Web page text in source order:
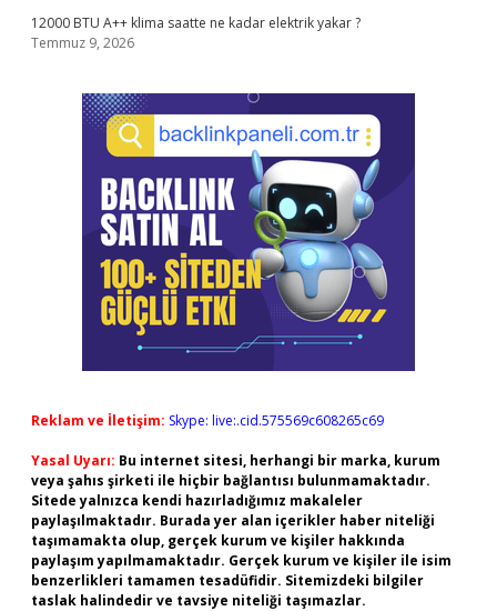
12000 BTU A++ klima saatte ne kadar elektrik yakar ?
Temmuz 9, 2026
Reklam ve İletişim: Skype: live:.cid.575569c608265c69
Yasal Uyarı: Bu internet sitesi, herhangi bir marka, kurum
veya şahıs şirketi ile hiçbir bağlantısı bulunmamaktadır.
Sitede yalnızca kendi hazırladığımız makaleler
paylaşılmaktadır. Burada yer alan içerikler haber niteliği
taşımamakta olup, gerçek kurum ve kişiler hakkında
paylaşım yapılmamaktadır. Gerçek kurum ve kişiler ile isim
benzerlikleri tamamen tesadüfidir. Sitemizdeki bilgiler
taslak halindedir ve tavsiye niteliği taşımazlar.